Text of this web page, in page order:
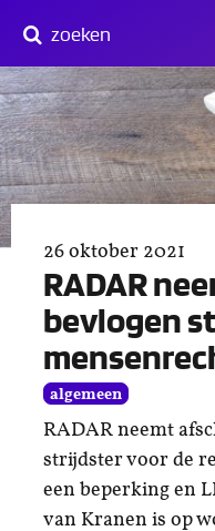
naar
content
zoeken
26 oktober 2021
RADAR
bevlogen
algemeen
RADAR neemt
strijdster voor de
een beperking en
van Kranen is op